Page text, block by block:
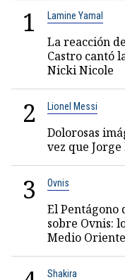
1 Lamine Yamal
La reacción
Castro cantó
Nicki Nicole
2 Lionel Messi
Dolorosas
vez que
3 Ovnis
El Pentágono
sobre Ovnis:
Medio Oriente
Shakira